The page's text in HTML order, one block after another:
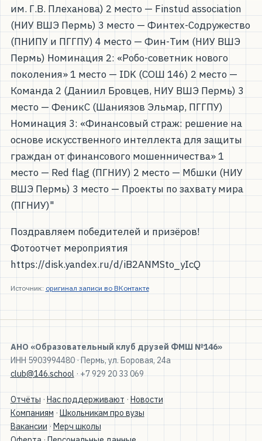
им. Г.В. Плеханова) 2 место — Finstud association
(НИУ ВШЭ Пермь) 3 место — Финтех-Содружество
(ПНИПУ и ПГГПУ) 4 место — Фин-Тим (НИУ ВШЭ
Пермь) Номинация 2: «Робо-советник нового
поколения» 1 место — IDK (СОШ 146) 2 место —
Команда 2 (Даниил Бровцев, НИУ ВШЭ Пермь) 3
место — ФеникС (Шаниязов Эльмар, ПГГПУ)
Номинация 3: «Финансовый страж: решение на
основе искусственного интеллекта для защиты
граждан от финансового мошенничества» 1
место — Red flag (ПГНИУ) 2 место — Мбшки (НИУ
ВШЭ Пермь) 3 место — Проекты по захвату мира
(ПГНИУ)"
Поздравляем победителей и призёров!
Фотоотчет мероприятия
https://disk.yandex.ru/d/iB2ANMSto_yIcQ
Источник: оригинал записи во ВКонтакте
АНО «Образовательный клуб друзей ФМШ №146»
ИНН 5903994480 · Пермь, ул. Боровая, 24а
club@146.school · +7 929 20 33 069
Отчёты · Нас поддерживают · Новости
Компаниям · Школьникам про вузы
Вакансии · Мерч школы